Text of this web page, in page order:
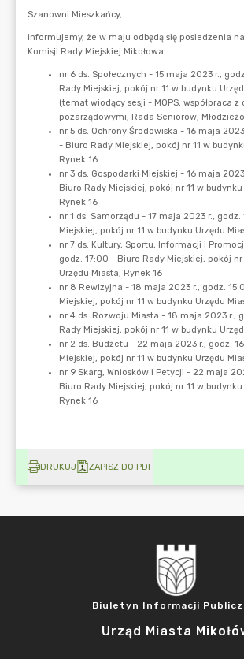
DRUKUJ ZAPISZ DO PDF
Biuletyn Informacji
Urząd Miasta